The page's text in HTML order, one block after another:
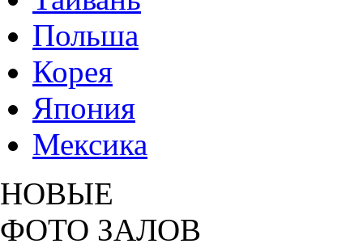
Польша
Корея
Япония
Мексика
НОВЫЕ
ФОТО ЗАЛОВ